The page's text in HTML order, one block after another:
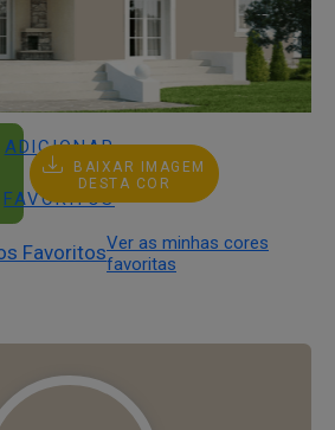
ADICIONAR
AOS
FAVORITOS
BAIXAR IMAGEM
DESTA COR
FavoritosVer as minhas cores
favoritas